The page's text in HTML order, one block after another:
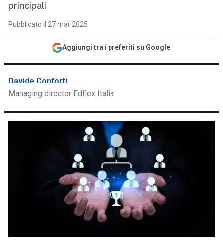
principali
Pubblicato il 27 mar 2025
Aggiungi tra i preferiti su Google
Davide Conforti
Managing director Edflex Italia